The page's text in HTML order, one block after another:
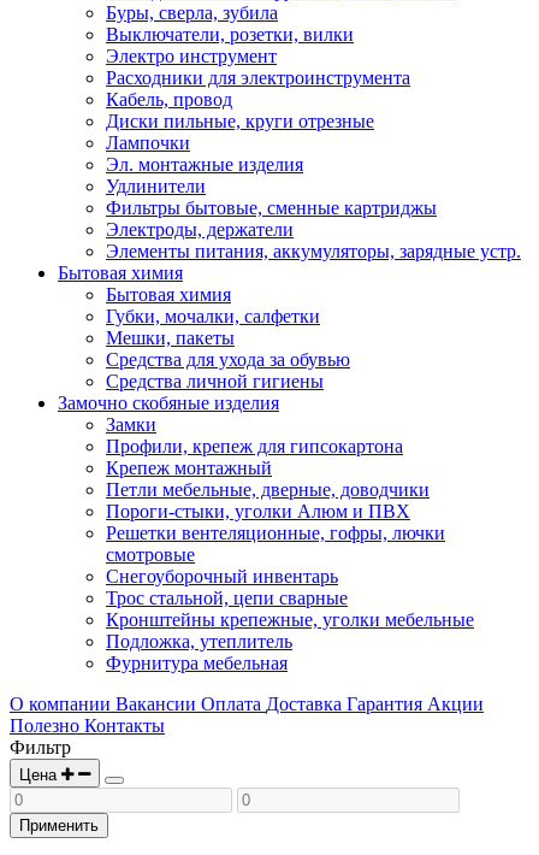
Буры, сверла, зубила
Выключатели, розетки, вилки
Электро инструмент
Расходники для электроинструмента
Кабель, провод
Диски пильные, круги отрезные
Лампочки
Эл. монтажные изделия
Удлинители
Фильтры бытовые, сменные картриджы
Электроды, держатели
Элементы питания, аккумуляторы, зарядные устр.
Бытовая химия
Бытовая химия
Губки, мочалки, салфетки
Мешки, пакеты
Средства для ухода за обувью
Средства личной гигиены
Замочно скобяные изделия
Замки
Профили, крепеж для гипсокартона
Крепеж монтажный
Петли мебельные, дверные, доводчики
Пороги-стыки, уголки Алюм и ПВХ
Решетки вентеляционные, гофры, лючки
смотровые
Снегоуборочный инвентарь
Трос стальной, цепи сварные
Кронштейны крепежные, уголки мебельные
Подложка, утеплитель
Фурнитура мебельная
О компании Вакансии Оплата Доставка Гарантия Акции
Полезно Контакты
Фильтр
Цена
Применить